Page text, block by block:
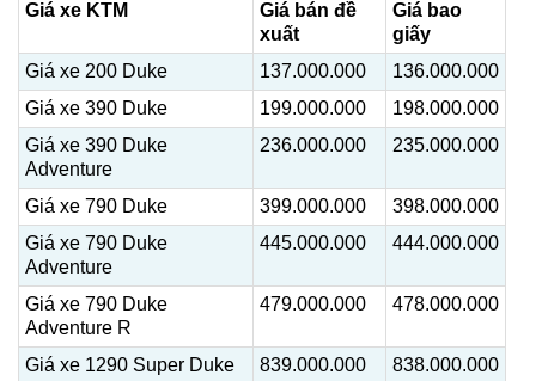
Giá xe KTM
Giá bán đề
xuất
Giá bao
giấy
Giá xe 200 Duke
137.000.000
136.000.000
Giá xe 390 Duke
199.000.000
198.000.000
Giá xe 390 Duke
Adventure
236.000.000 235.000.000
Giá xe 790 Duke 399.000.000
398.000.000
Giá xe 790 Duke
Adventure
445.000.000 444.000.000
Giá xe 790 Duke
Adventure R
479.000.000 478.000.000
Giá xe 1290 Super Duke
839.000.000 838.000.000